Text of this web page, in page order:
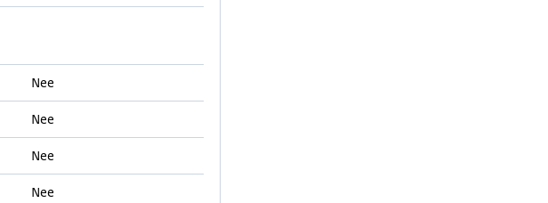
Nee
Nee
Nee
Nee